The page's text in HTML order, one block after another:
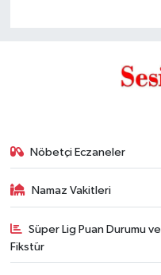
Nöbetçi Eczaneler
Namaz Vakitleri
Süper Lig Puan Durumu ve
Fikstür